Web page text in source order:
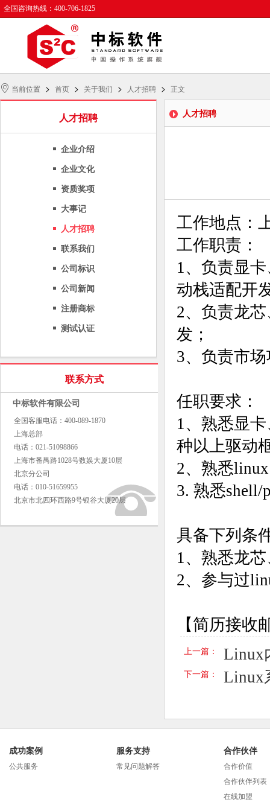
全国咨询热线：400-706-1825
当前位置 > 首页 > 关于我们 > 人才招聘 > 正文
人才招聘
企业介绍
企业文化
资质奖项
大事记
人才招聘
联系我们
公司标识
公司新闻
注册商标
测试认证
联系方式
中标软件有限公司
全国客服电话：400-089-1870
上海总部
电话：021-51098866
上海市番禺路1028号数娱大厦10层
北京分公司
电话：010-51659955
北京市北四环西路9号银谷大厦20层
人才招聘
工作地点：
工作职责：
1、负责显
动栈适配开
2、负责龙
发；
3、负责市
任职要求：
1、熟悉显
种以上驱动
2、熟悉
3. 熟悉shell/
具备下列条
1、熟悉龙
2、参与过
【简历接收
上一篇： Linux
下一篇： Linux
成功案例
公共服务
服务支持
常见问题解答
合作伙伴
合作价值
合作伙伴列表
在线加盟